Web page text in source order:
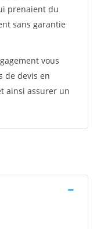
prenaient du
sans garantie
vous
de devis en
ainsi assurer un